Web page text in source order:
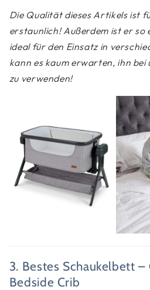
Die Qualität dieses Artikels ist
erstaunlich! Außerdem ist er so
ideal für den Einsatz in
kann es kaum erwarten, ihn bei
zu verwenden!
3. Bestes Schaukelbett
Bedside Crib